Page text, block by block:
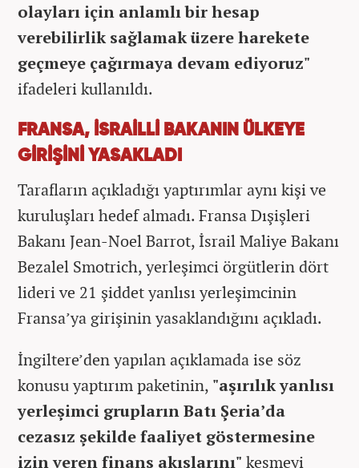
olayları için anlamlı bir hesap
verebilirlik sağlamak üzere harekete
geçmeye çağırmaya devam ediyoruz"
ifadeleri kullanıldı.
FRANSA, İSRAİLLİ BAKANIN ÜLKEYE
GİRİŞİNİ YASAKLADI
Tarafların açıkladığı yaptırımlar aynı kişi ve
kuruluşları hedef almadı. Fransa Dışişleri
Bakanı Jean-Noel Barrot, İsrail Maliye Bakanı
Bezalel Smotrich, yerleşimci örgütlerin dört
lideri ve 21 şiddet yanlısı yerleşimcinin
Fransa’ya girişinin yasaklandığını açıkladı.
İngiltere’den yapılan açıklamada ise söz
konusu yaptırım paketinin, "aşırılık yanlısı
yerleşimci grupların Batı Şeria’da
cezasız şekilde faaliyet göstermesine
izin veren finans akışlarını" kesmeyi